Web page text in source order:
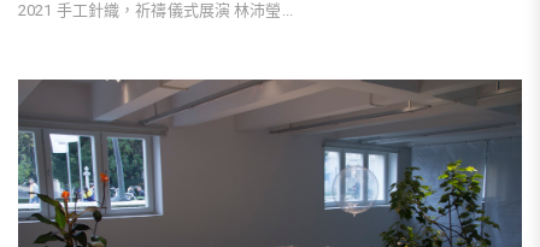
2021 手工針織，祈禱儀式展演 林沛瑩...